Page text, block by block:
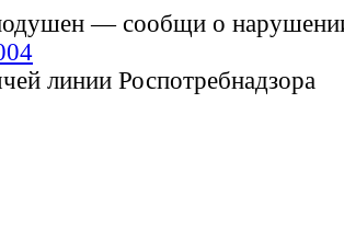
— сообщи о
линии Роспотребнадзора